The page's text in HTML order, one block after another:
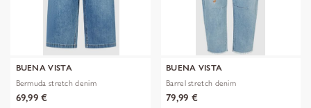
BUENA VISTA
Bermuda stretch denim
69,99 €
BUENA VISTA
Barrel stretch denim
79,99 €